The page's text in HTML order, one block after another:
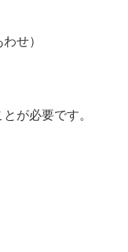
せ）
が必要です。